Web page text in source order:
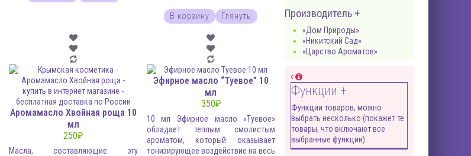
В корзину Глянуть
Аромамасло Хвойная роща 10
мл
250₽
Масла, составляющие эту
Эфирное масло “Туевое” 10
мл
350₽
10 мл Эфирное масло «Туевое»
обладает теплым смолистым
ароматом, который оказывает
тонизирующее воздействие на весь
Производитель +
«Дом Природы»
«Никитский Сад»
«Царство Ароматов»
Функции +
Функции товаров, можно
выбрать несколько (покажет те
товары, что включают все
выбранные функции)